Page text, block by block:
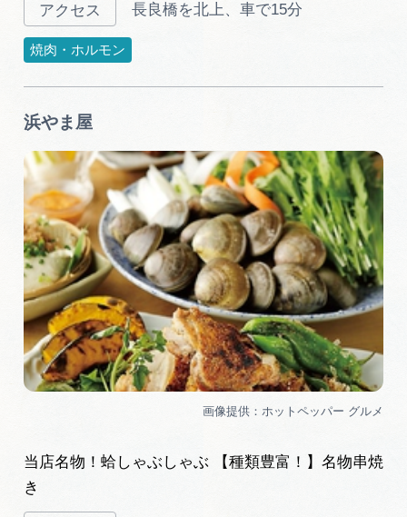
長良橋を北上、車で15分
焼肉・ホルモン
浜やま屋
当店名物！蛤しゃぶしゃぶ 【種類豊富！】名物串焼
き